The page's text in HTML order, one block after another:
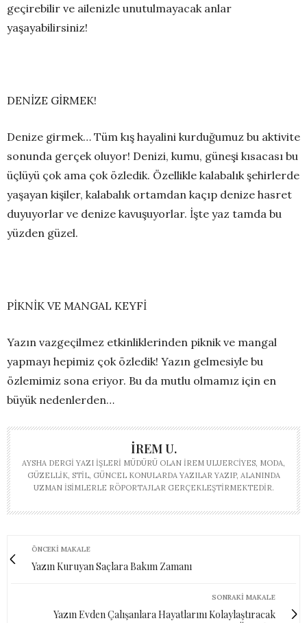
geçirebilir ve ailenizle unutulmayacak anlar
yaşayabilirsiniz!
DENİZE GİRMEK!
Denize girmek… Tüm kış hayalini kurduğumuz bu aktivite
sonunda gerçek oluyor! Denizi, kumu, güneşi kısacası bu
üçlüyü çok ama çok özledik. Özellikle kalabalık şehirlerde
yaşayan kişiler, kalabalık ortamdan kaçıp denize hasret
duyuyorlar ve denize kavuşuyorlar. İşte yaz tamda bu
yüzden güzel.
PİKNİK VE MANGAL KEYFİ
Yazın vazgeçilmez etkinliklerinden piknik ve mangal
yapmayı hepimiz çok özledik! Yazın gelmesiyle bu
özlemimiz sona eriyor. Bu da mutlu olmamız için en
büyük nedenlerden…
İREM U.
AYSHA DERGI YAZI İŞLERI MÜDÜRÜ OLAN İREM ULUERCIYES, MODA,
GÜZELLIK, STIL, GÜNCEL KONULARDA YAZILAR YAZIP, ALANINDA
UZMAN ISIMLERLE RÖPORTAJLAR GERÇEKLEŞTIRMEKTEDIR.
ÖNCEKI MAKALE
Yazın Kuruyan Saçlara Bakım Zamanı
SONRAKI MAKALE
Yazın Evden Çalışanlara Hayatlarını Kolaylaştıracak